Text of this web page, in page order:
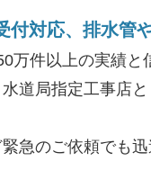
付対応、排水管
万件以上の実績
道局指定工事店
急のご依頼でも